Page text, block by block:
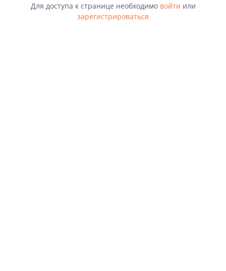
Для доступа к странице необходимо войти или
зарегистрироваться